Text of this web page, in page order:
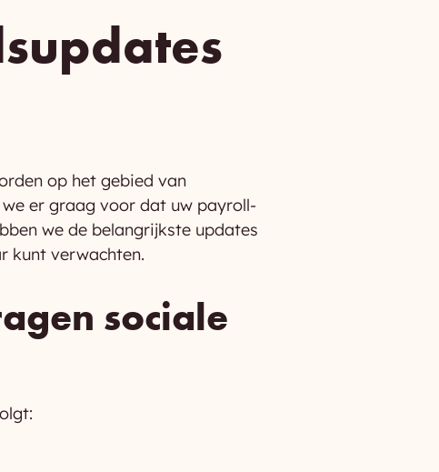
op het gebied van
er graag voor dat uw payroll-
we de belangrijkste updates
kunt verwachten.
sociale